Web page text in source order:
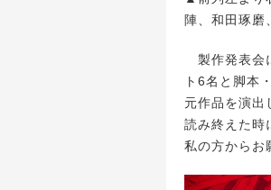
陣、和田琢
製作発表会
ト6名と脚本
元作品を演出
読み終えた時
私の方からお